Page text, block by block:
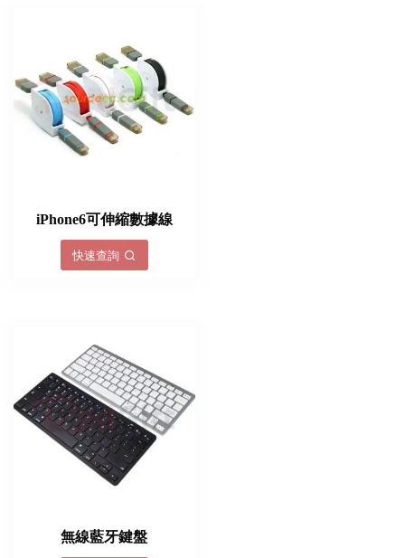
iPhone6​​可伸縮數據線
快速查詢
無線藍牙鍵盤